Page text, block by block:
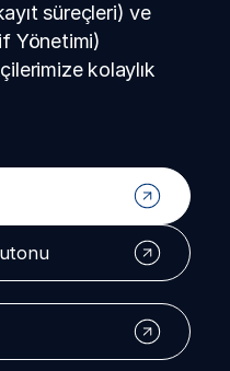
süreçleri) ve
Yönetimi)
kolaylık